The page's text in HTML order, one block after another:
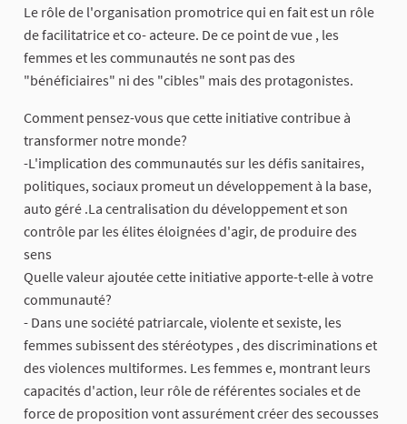
Le rôle de l'organisation promotrice qui en fait est un rôle
de facilitatrice et co- acteure. De ce point de vue , les
femmes et les communautés ne sont pas des
"bénéficiaires" ni des "cibles" mais des protagonistes.
Comment pensez-vous que cette initiative contribue à
transformer notre monde?
-L'implication des communautés sur les défis sanitaires,
politiques, sociaux promeut un développement à la base,
auto géré .La centralisation du développement et son
contrôle par les élites éloignées d'agir, de produire des
sens
Quelle valeur ajoutée cette initiative apporte-t-elle à votre
communauté?
- Dans une société patriarcale, violente et sexiste, les
femmes subissent des stéréotypes , des discriminations et
des violences multiformes. Les femmes e, montrant leurs
capacités d'action, leur rôle de référentes sociales et de
force de proposition vont assurément créer des secousses